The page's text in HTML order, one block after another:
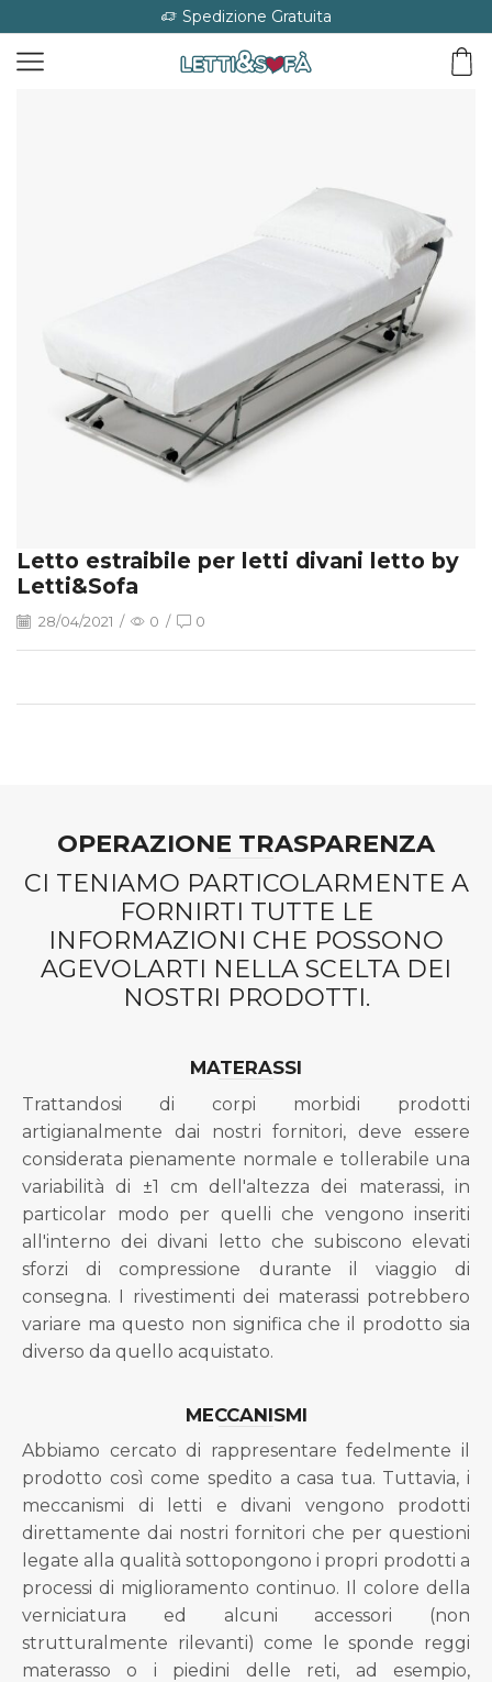
Spedizione Gratuita
Letto estraibile per letti divani letto by
Letti&Sofa
28/04/2021 / 0 / 0
OPERAZIONE TRASPARENZA
CI TENIAMO PARTICOLARMENTE A
FORNIRTI TUTTE LE
INFORMAZIONI CHE POSSONO
AGEVOLARTI NELLA SCELTA DEI
NOSTRI PRODOTTI.
MATERASSI
Trattandosi di corpi morbidi prodotti
artigianalmente dai nostri fornitori, deve essere
considerata pienamente normale e tollerabile una
variabilità di ±1 cm dell'altezza dei materassi, in
particolar modo per quelli che vengono inseriti
all'interno dei divani letto che subiscono elevati
sforzi di compressione durante il viaggio di
consegna. I rivestimenti dei materassi potrebbero
variare ma questo non significa che il prodotto sia
diverso da quello acquistato.
MECCANISMI
Abbiamo cercato di rappresentare fedelmente il
prodotto così come spedito a casa tua. Tuttavia, i
meccanismi di letti e divani vengono prodotti
direttamente dai nostri fornitori che per questioni
legate alla qualità sottopongono i propri prodotti a
processi di miglioramento continuo. Il colore della
verniciatura ed alcuni accessori (non
strutturalmente rilevanti) come le sponde reggi
materasso o i piedini delle reti, ad esempio,